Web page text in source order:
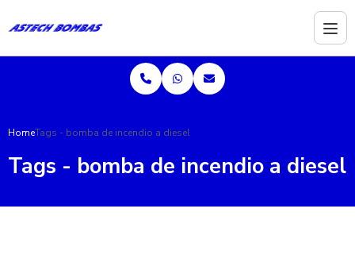
HomeTags - bomba de incendio a diesel
Tags - bomba de incendio a diesel